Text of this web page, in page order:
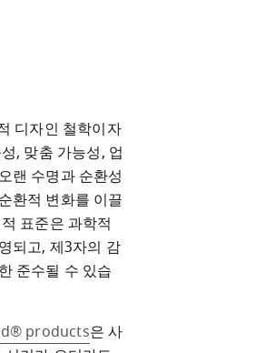
디자인 철학이자
, 맞춤 가능성, 업
랜 수명과 순환성
환적 변화를 이끌
표준은 과학적
되고, 제3자의 감
준수될 수 있습
products은 사